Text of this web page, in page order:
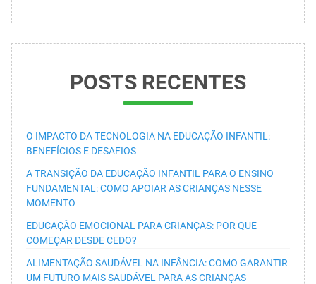
POSTS RECENTES
O IMPACTO DA TECNOLOGIA NA EDUCAÇÃO INFANTIL:
BENEFÍCIOS E DESAFIOS
A TRANSIÇÃO DA EDUCAÇÃO INFANTIL PARA O ENSINO
FUNDAMENTAL: COMO APOIAR AS CRIANÇAS NESSE
MOMENTO
EDUCAÇÃO EMOCIONAL PARA CRIANÇAS: POR QUE
COMEÇAR DESDE CEDO?
ALIMENTAÇÃO SAUDÁVEL NA INFÂNCIA: COMO GARANTIR
UM FUTURO MAIS SAUDÁVEL PARA AS CRIANÇAS